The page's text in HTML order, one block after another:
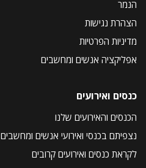
הנמר
הצהרת נגישות
מדיניות הפרטיות
אפליקציה אנשים ומחשבים
כנסים ואירועים
הכנסים והאירועים שלנו
נצפיתם בכנסי ואירועי אנשים ומחשבים
לקראת כנסים ואירועים קרובים